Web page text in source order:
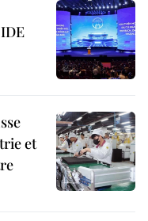
et